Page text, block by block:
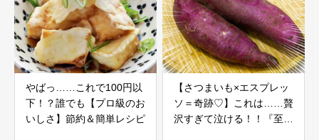
やばっ……これで100円以
下！？誰でも【プロ級のお
いしさ】節約＆簡単レシピ
【さつまいも×エスプレッ
ソ＝奇跡♡】これは……贅
沢すぎて泣ける！！『至福